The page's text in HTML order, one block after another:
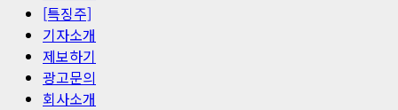
[특징주]
기자소개
제보하기
광고문의
회사소개